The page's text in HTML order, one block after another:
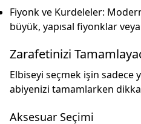
Fiyonk ve Kurdeleler:
büyük, yapısal fiyonklar
Zarafetinizi
Elbiseyi seçmek işin sadece
abiyenizi tamamlarken
Aksesuar Seçimi